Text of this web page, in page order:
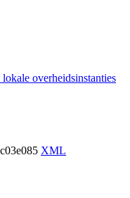
overheidsinstanties
XML